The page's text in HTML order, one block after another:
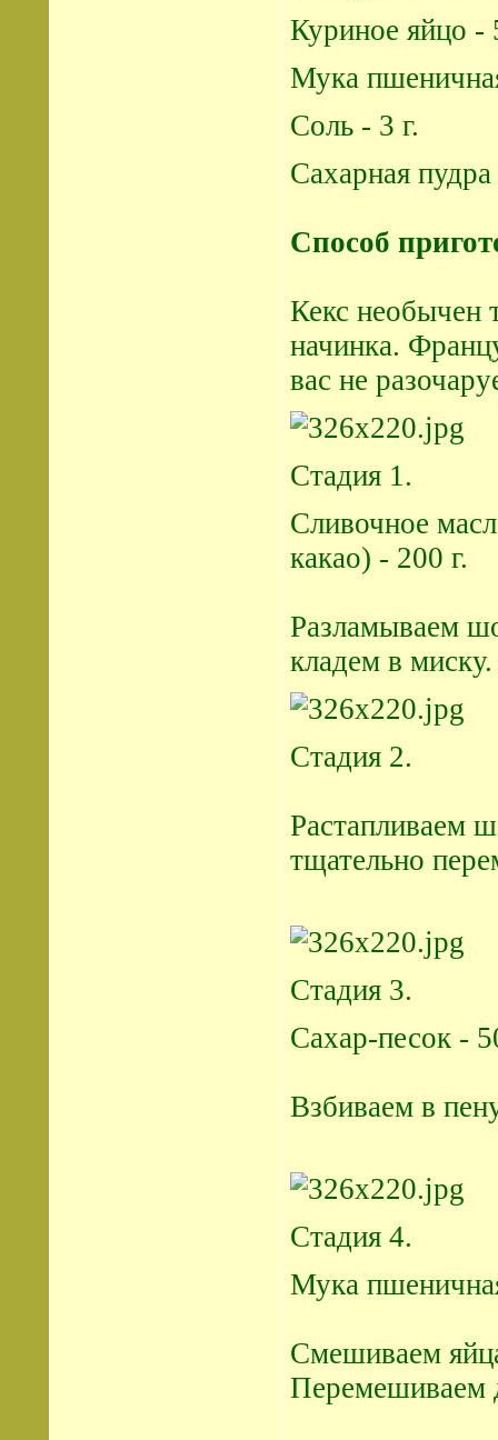
Куриное яйцо -
Мука
Соль - 3 г.
Сахарная
Способ
Кекс необычен
начинка.
вас не
Стадия 1.
Сливочное
какао) - 200 г.
Разламываем
кладем в миску.
Стадия 2.
Растапливаем
тщательно
Стадия 3.
Сахар-песок -
Взбиваем в
Стадия 4.
Мука
Смешиваем
Перемешиваем